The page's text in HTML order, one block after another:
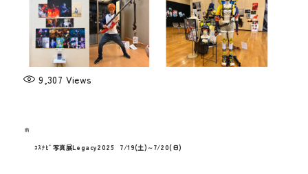
9,307 Views
投
過
前
ｺｽﾅﾋﾞ写真展Legacy2025 7/19(土)～7/20(日)